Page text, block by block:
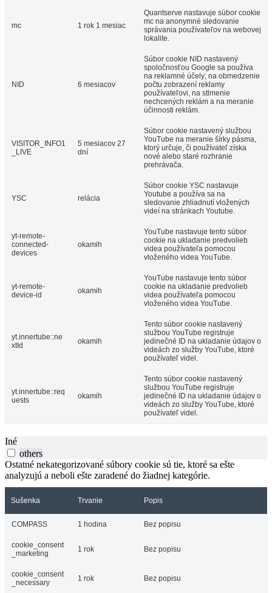
mc 1 rok 1 mesiac
Quantserve nastavuje súbor cookie
mc na anonymné sledovanie
správania používateľov na webovej
lokalite.
NID 6 mesiacov
Súbor cookie NID nastavený
spoločnosťou Google sa používa
na reklamné účely; na obmedzenie
počtu zobrazení reklamy
používateľovi, na stlmenie
nechcených reklám a na meranie
účinnosti reklám.
VISITOR_INFO1
_LIVE
5 mesiacov 27
dní
Súbor cookie nastavený službou
YouTube na meranie šírky pásma,
ktorý určuje, či používateľ získa
nové alebo staré rozhranie
prehrávača.
YSC relácia
Súbor cookie YSC nastavuje
Youtube a používa sa na
sledovanie zhliadnutí vložených
videí na stránkach Youtube.
yt-remote-
connected-
devices
okamih
YouTube nastavuje tento súbor
cookie na ukladanie predvolieb
videa používateľa pomocou
vloženého videa YouTube.
yt-remote-
device-id
okamih
YouTube nastavuje tento súbor
cookie na ukladanie predvolieb
videa používateľa pomocou
vloženého videa YouTube.
yt.innertube::ne
xtId
okamih
Tento súbor cookie nastavený
službou YouTube registruje
jedinečné ID na ukladanie údajov o
videách zo služby YouTube, ktoré
používateľ videl.
yt.innertube::req
uests
okamih
Tento súbor cookie nastavený
službou YouTube registruje
jedinečné ID na ukladanie údajov o
videách zo služby YouTube, ktoré
používateľ videl.
Iné
others
Ostatné nekategorizované súbory cookie sú tie, ktoré sa ešte
analyzujú a neboli ešte zaradené do žiadnej kategórie.
Sušenka Trvanie Popis
COMPASS 1 hodina Bez popisu
cookie_consent
_marketing
1 rok Bez popisu
cookie_consent
_necessary
1 rok Bez popisu